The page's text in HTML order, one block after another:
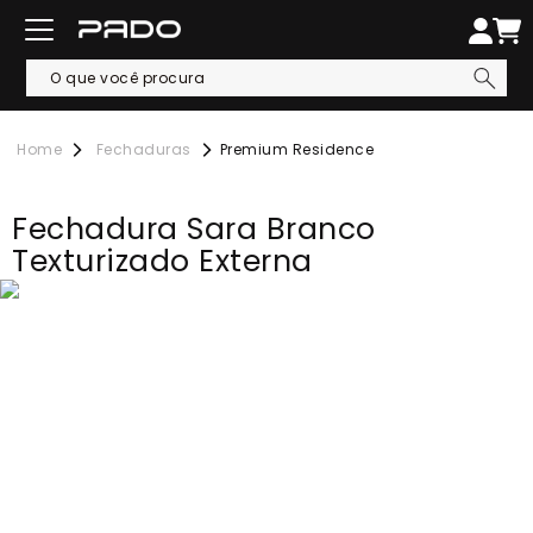
Fechaduras Premium Residence
Fechadura Sara Branco
Texturizado Externa